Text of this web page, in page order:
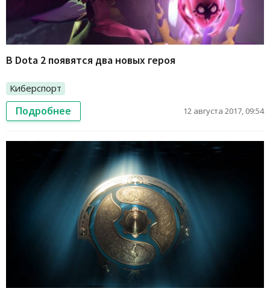
В Dota 2 появятся два новых героя
Киберспорт
Подробнее 12 августа 2017, 09:54